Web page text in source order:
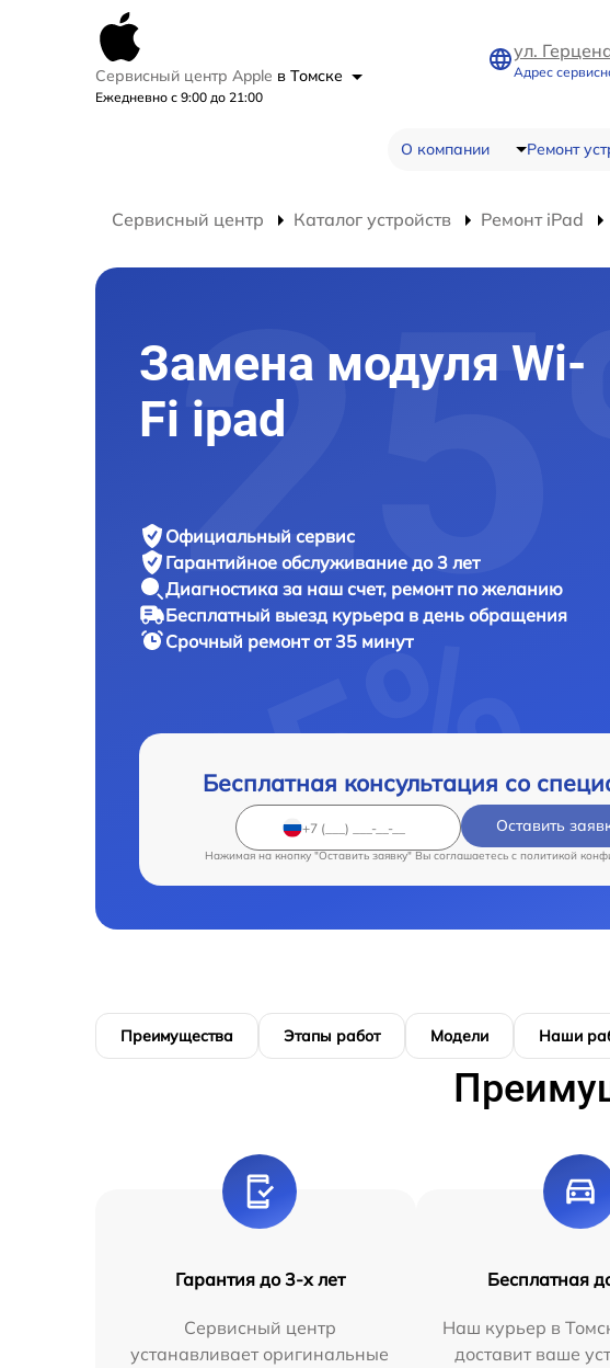
Сервисный центр Apple в Томске
Ежедневно с 9:00 до 21:00
ул.
Адрес
О компании Ремонт
Сервисный центр Каталог устройств Ремонт iPad
Замена модуля Wi-
Fi ipad
Официальный сервис
Гарантийное обслуживание до 3 лет
Диагностика за наш счет, ремонт по желанию
Бесплатный выезд курьера в день обращения
Срочный ремонтот 35 минут
Бесплатная консультация со
Оставить
Нажимая на кнопку "Оставить заявку" Вы соглашаетесь c политикой
Преимущества Этапы работ Модели Наши
Гарантия до 3-х лет
Сервисный центр
устанавливает оригинальные
Бесплатная
Наш курьер в
доставит ваше